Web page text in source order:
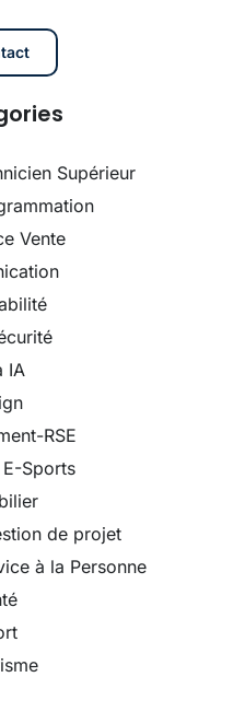
Supérieur
Vente
IA
RSE
Sports
de projet
à la Personne